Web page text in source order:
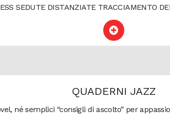
SEDUTE DISTANZIATE TRACCIAMENTO
QUADERNI JAZZ
né semplici “consigli di ascolto” per